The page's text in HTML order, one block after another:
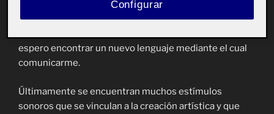
en mi obra plástica, por eso no lo suelo tener en cuenta
en mis composiciones artísticas. Gracias a la ocasión
espero encontrar un nuevo lenguaje mediante el cual
comunicarme.
Últimamente se encuentran muchos estímulos
sonoros que se vinculan a la creación artística y que
Configurar